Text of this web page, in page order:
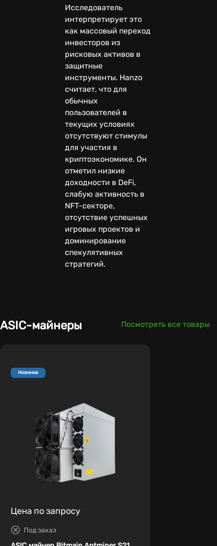
Исследователь
интерпретирует это
как массовый переход
инвесторов из
рисковых активов в
защитные
инструменты. Hanzo
считает, что для
обычных
пользователей в
текущих условиях
отсутствуют стимулы
для участия в
криптоэкономике. Он
отметил низкие
доходности в DeFi,
слабую активность в
NFT-секторе,
отсутствие успешных
игровых проектов и
доминирование
спекулятивных
стратегий.
ASIC-майнеры Посмотреть все товары
Новинка
Цена по запросу
Под заказ